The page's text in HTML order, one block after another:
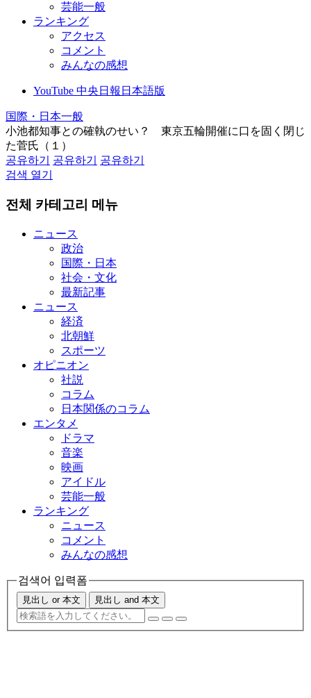
芸能一般
ランキング
アクセス
コメント
みんなの感想
YouTube 中央日報日本語版
国際・日本一般
小池都知事との確執のせい？ 東京五輪開催に口を固く閉じ
た菅氏（１）
공유하기
공유하기
공유하기
검색 열기
전체 카테고리 메뉴
ニュース
政治
国際・日本
社会・文化
最新記事
ニュース
経済
北朝鮮
スポーツ
オピニオン
社説
コラム
日本関係のコラム
エンタメ
ドラマ
音楽
映画
アイドル
芸能一般
ランキング
ニュース
コメント
みんなの感想
검색어 입력폼
見出し or 本文 見出し and 本文